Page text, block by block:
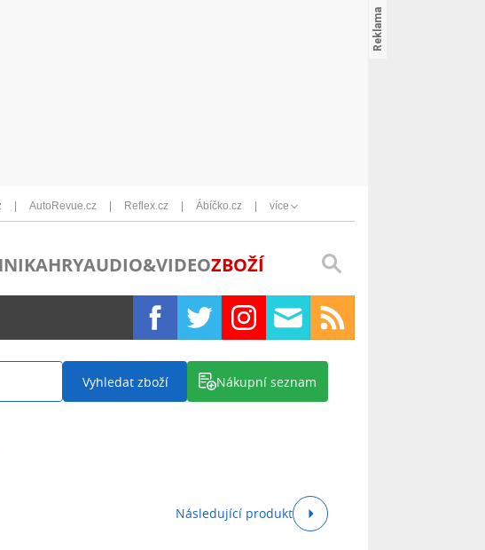
AutoRevue.cz Reflex.cz Ábíčko.cz více
HRYAUDIO&VIDEOZBOŽÍ
Vyhledat zboží Nákupní seznam
Následující produkt